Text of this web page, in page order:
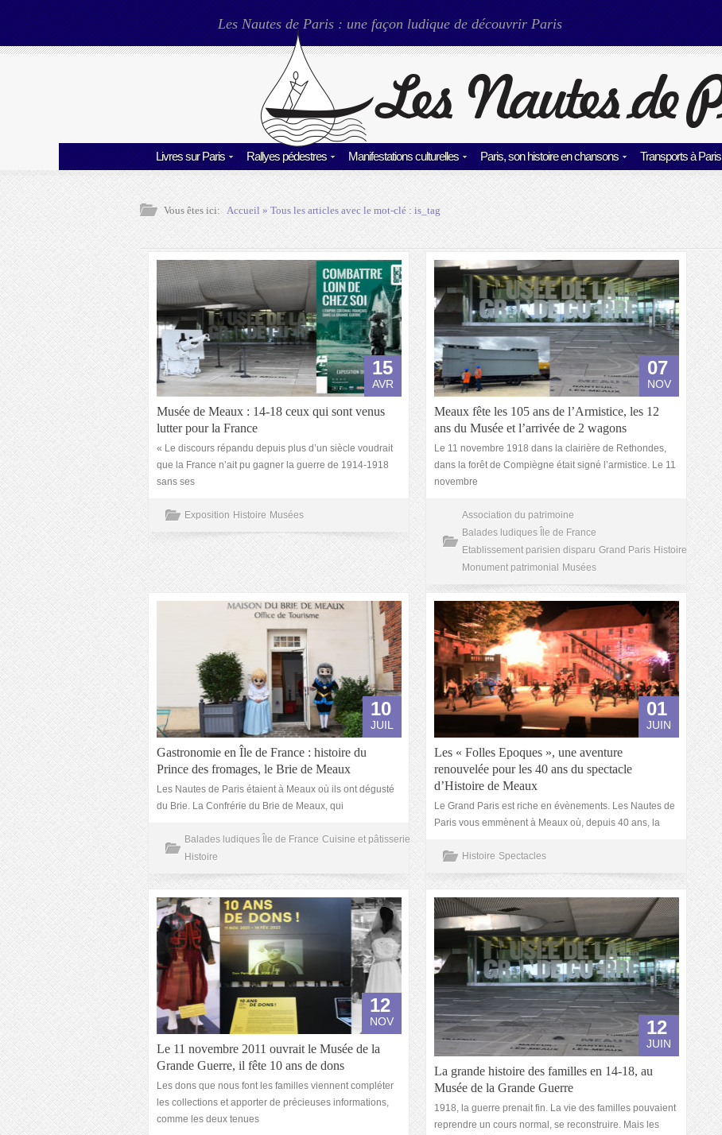
Les Nautes de Paris : une façon ludique de découvrir Paris
Livres sur Paris Rallyes pédestres Manifestations culturelles Paris, son histoire en chansons Transports à Paris
Vous êtes ici: Accueil» Tous les articles avec le mot-clé :is_tag
15
AVR
Musée de Meaux : 14-18 ceux qui sont venus
lutter pour la France
« Le discours répandu depuis plus d’un siècle voudrait
que la France n’ait pu gagner la guerre de 1914-1918
sans ses
Exposition Histoire Musées
07
NOV
Meaux fête les 105 ans de l’Armistice, les 12
ans du Musée et l’arrivée de 2 wagons
Le 11 novembre 1918 dans la clairière de Rethondes,
dans la forêt de Compiègne était signé l’armistice. Le 11
novembre
Association du patrimoine
Balades ludiques Île de France
Etablissement parisien disparu Grand Paris Histoire
Monument patrimonial
Musées
10
JUIL
Gastronomie en Île de France : histoire du
Prince des fromages, le Brie de Meaux
Les Nautes de Paris étaient à Meaux où ils ont dégusté
du Brie. La Confrérie du Brie de Meaux, qui
Balades ludiques Île de France Cuisine et pâtisserie
Histoire
01
JUIN
Les « Folles Epoques », une aventure
renouvelée pour les 40 ans du spectacle
d’Histoire de Meaux
Le Grand Paris est riche en évènements. Les Nautes de
Paris vous emmènent à Meaux où, depuis 40 ans, la
Histoire Spectacles
12
NOV
Le 11 novembre 2011 ouvrait le Musée de la
Grande Guerre, il fête 10 ans de dons
Les dons que nous font les familles viennent compléter
les collections et apporter de précieuses informations,
comme les deux tenues
12
JUIN
La grande histoire des familles en 14-18, au
Musée de la Grande Guerre
1918, la guerre prenait fin. La vie des familles pouvaient
reprendre un cours normal, se reconstruire. Mais les